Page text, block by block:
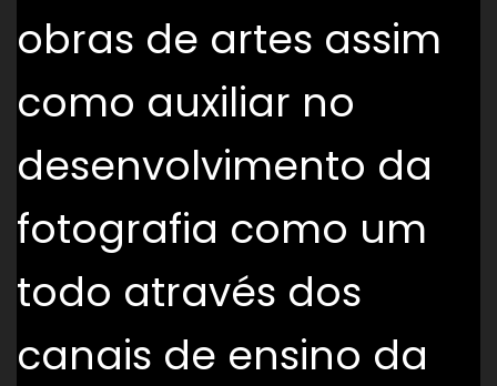
obras de artes assim
como auxiliar no
desenvolvimento da
fotografia como um
todo através dos
canais de ensino da